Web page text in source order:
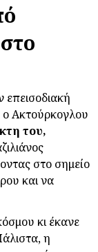
Ακτούρκογλου
του,
στο σημείο
και να
κι έκανε
η